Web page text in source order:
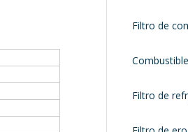
Filtro de
Filtro de